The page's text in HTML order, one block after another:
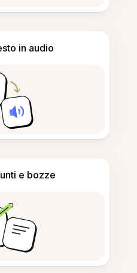
in audio
e bozze